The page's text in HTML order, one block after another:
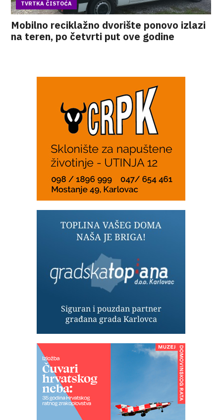
TVRTKA ČISTOĆA
Mobilno reciklažno dvorište ponovo izlazi
na teren, po četvrti put ove godine